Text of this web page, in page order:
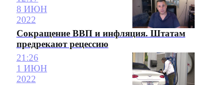
8 ИЮН
2022
Сокращение ВВП и инфляция. Штатам
предрекают рецессию
21:26
1 ИЮН
2022